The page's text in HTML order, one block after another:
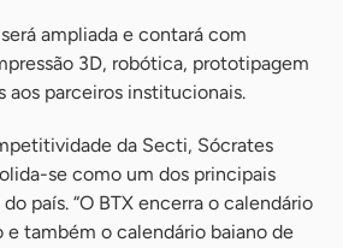
ampliada e contará com
3D, robótica, prototipagem
aos parceiros institucionais.
da Secti, Sócrates
se como um dos principais
país. “O BTX encerra o calendário
e também o calendário baiano de